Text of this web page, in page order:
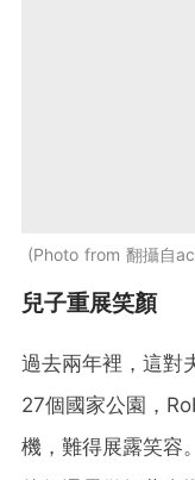
Photo from 翻攝自
兒子重展笑顏
過去兩年裡，這對
27個國家公園，
機，難得展露笑容